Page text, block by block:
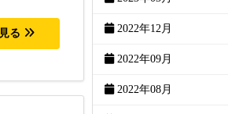
る 2022年12月
2022年09月
2022年08月